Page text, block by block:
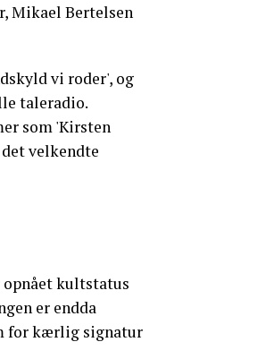
Mikael Bertelsen
vi roder', og
taleradio.
som 'Kirsten
velkendte
kultstatus
er endda
for kærlig signatur